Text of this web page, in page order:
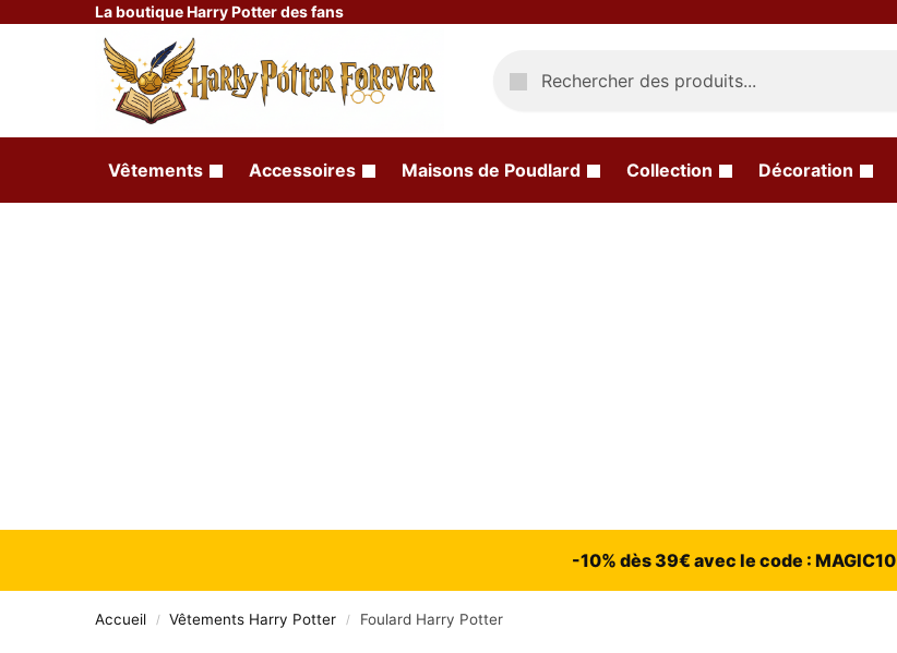
La boutique Harry Potter des fans
Vêtements Accessoires Maisons de Poudlard Collection Décoration
-10% dès 39€ avec le code : MAGIC10
Accueil / Vêtements Harry Potter / Foulard Harry Potter